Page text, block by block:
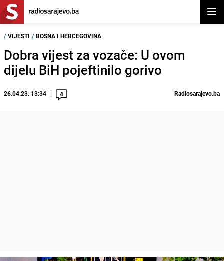
/ VIJESTI / BOSNA I HERCEGOVINA
Dobra vijest za vozače: U ovom
dijelu BiH pojeftinilo gorivo
26.04.23. 13:34 4 Radiosarajevo.ba